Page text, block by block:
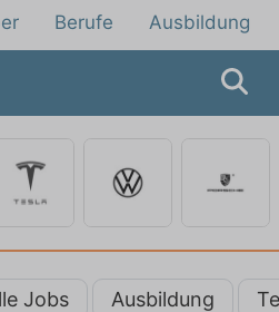
Berufe Ausbildung
Jobs Ausbildung